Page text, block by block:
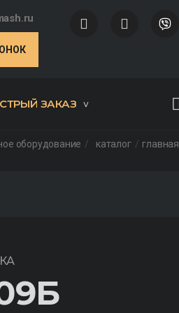
ЗАКАЗ
главная
каталог
оборудование